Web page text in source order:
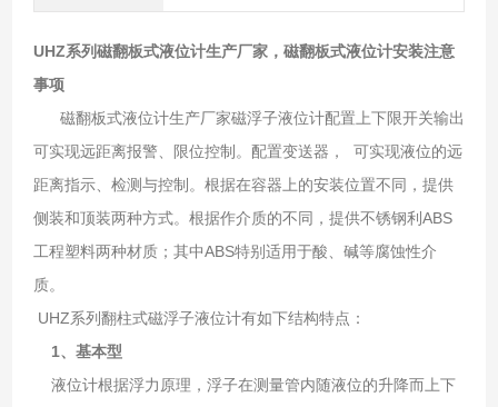
UHZ系列磁翻板式液位计生产厂家， 磁翻板式液位计安装注意
事项
磁翻板式液位计生产厂家磁浮子液位计配置上下限开关输出
可实现远距离报警、限位控制。配置变送器， 可实现液位的远
距离指示、检测与控制。根据在容器上的安装位置不同，提供
侧装和顶装两种方式。根据作介质的不同，提供不锈钢利ABS
工程塑料两种材质；其中ABS特别适用于酸、碱等腐蚀性介
质。
UHZ系列翻柱式磁浮子液位计有如下结构特点：
1、基本型
液位计根据浮力原理，浮子在测量管内随液位的升降而上下